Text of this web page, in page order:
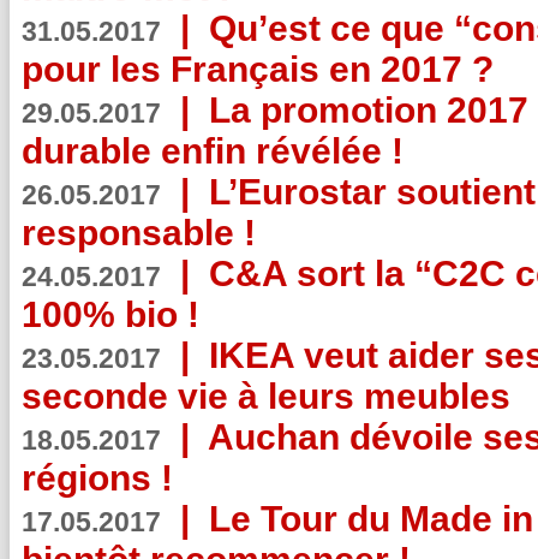
31.05.2017 | Qu’est ce que
pour les Français en 2017 ?
29.05.2017 | La promotion
durable enfin révélée !
26.05.2017 | L’Eurostar
responsable !
24.05.2017 | C&A sort la “C2C
100% bio !
23.05.2017 | IKEA veut aider
seconde vie à leurs meubles
18.05.2017 | Auchan dévoile
régions !
17.05.2017 | Le Tour du Made